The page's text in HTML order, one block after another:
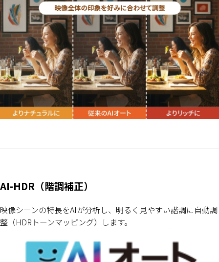
AI-HDR（階調補正）
映像シーンの特長をAIが分析し、明るく見やすい諧調に自動調
整（HDRトーンマッピング）します。